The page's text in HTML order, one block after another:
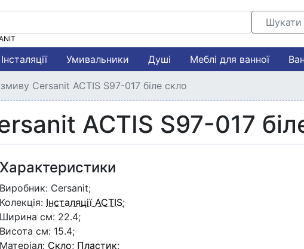
Шукати
Інсталяції Умивальники Душі Меблі для ванної
Cersanit ACTIS S97-017 біле скло
ACTIS S97-017
Характеристики
Виробник: Cersanit;
Колекція: Інсталяції ACTIS;
Ширина см: 22.4;
Висота см: 15.4;
Матеріал: Скло; Пластик;